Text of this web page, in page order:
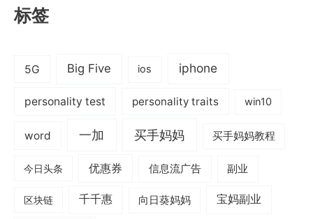
标签
5G Big Five ios iphone
personality test personality traits win10
word 一加 买手妈妈 买手妈妈教程
今日头条 优惠券 信息流广告 副业
区块链 千千惠 向日葵妈妈 宝妈副业